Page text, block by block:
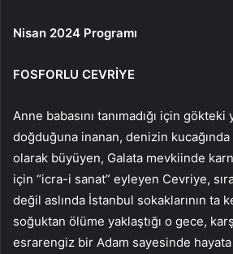
Nisan 2024 Programı
FOSFORLU CEVRİYE
Anne babasını tanımadığı için gökteki
doğduğuna inanan, denizin
olarak büyüyen, Galata mevkiinde
için “icra-i sanat” eyleyen Cevriye,
değil aslında İstanbul sokaklarının ta
soğuktan ölüme yaklaştığı o gece,
esrarengiz bir Adam sayesinde